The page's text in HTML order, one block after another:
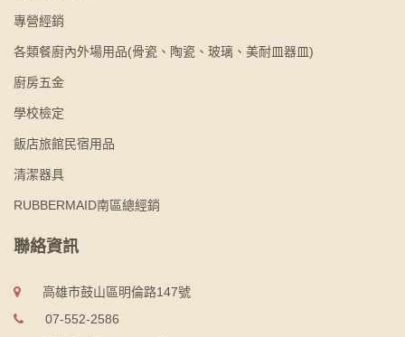
專營經銷
各類餐廚內外場用品(骨瓷、陶瓷、玻璃、美耐皿器皿)
廚房五金
學校檢定
飯店旅館民宿用品
清潔器具
RUBBERMAID南區總經銷
聯絡資訊
高雄市鼓山區明倫路147號
07-552-2586